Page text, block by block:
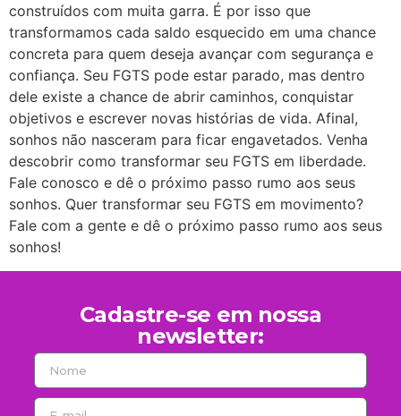
construídos com muita garra. É por isso que
transformamos cada saldo esquecido em uma chance
concreta para quem deseja avançar com segurança e
confiança. Seu FGTS pode estar parado, mas dentro
dele existe a chance de abrir caminhos, conquistar
objetivos e escrever novas histórias de vida. Afinal,
sonhos não nasceram para ficar engavetados. Venha
descobrir como transformar seu FGTS em liberdade.
Fale conosco e dê o próximo passo rumo aos seus
sonhos. Quer transformar seu FGTS em movimento?
Fale com a gente e dê o próximo passo rumo aos seus
sonhos!
Cadastre-se em nossa
newsletter: